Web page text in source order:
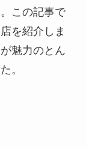
この記事で
を紹介しま
魅力のとん
。